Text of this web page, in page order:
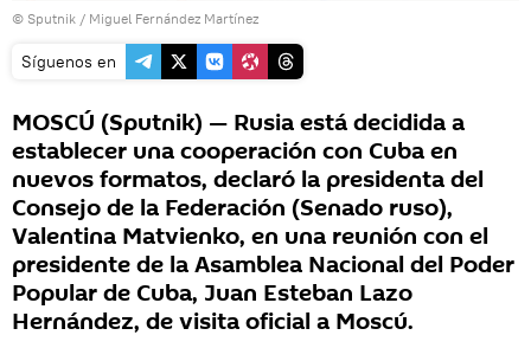
© Sputnik / Miguel Fernández Martínez
Síguenos en
MOSCÚ (Sputnik) — Rusia está decidida a
establecer una cooperación con Cuba en
nuevos formatos, declaró la presidenta del
Consejo de la Federación (Senado ruso),
Valentina Matvienko, en una reunión con el
presidente de la Asamblea Nacional del Poder
Popular de Cuba, Juan Esteban Lazo
Hernández, de visita oficial a Moscú.